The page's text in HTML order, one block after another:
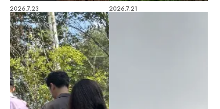
2026.7.23 2026.7.21